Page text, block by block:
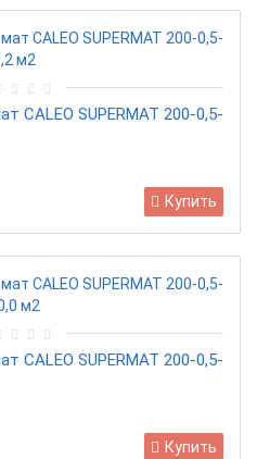
CALEO SUPERMAT 200-0,5-
Купить
CALEO SUPERMAT 200-0,5-
Купить